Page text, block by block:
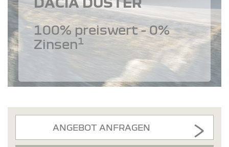
100% preiswert - 0%
Zinsen1
ANGEBOT ANFRAGEN